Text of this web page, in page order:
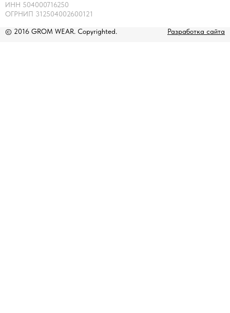
ИНН 504000716250
ОГРНИП 312504002600121
© 2016 GROM WEAR. Copyrighted. Разработка сайта